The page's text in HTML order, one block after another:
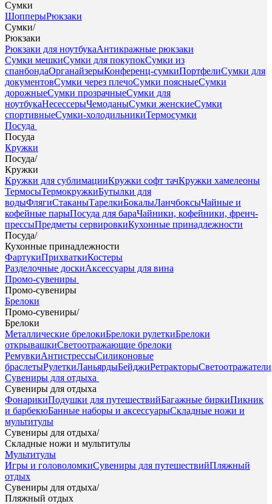
Сумки
ШопперыРюкзаки
Сумки/
Рюкзаки
Рюкзаки для ноутбукаАнтикражные рюкзаки
Сумки мешкиСумки для покупокСумки из
спанбондаОрганайзерыКонференц-сумкиПортфелиСумки для
документовСумки через плечоСумки поясныеСумки
дорожныеСумки прозрачныеСумки для
ноутбукаНесессерыЧемоданыСумки женскиеСумки
спортивныеСумки-холодильникиТермосумки
Посуда
Посуда
Кружки
Посуда/
Кружки
Кружки для сублимацииКружки софт тачКружки хамелеоны
ТермосыТермокружкиБутылки для
водыФлягиСтаканыТарелкиБокалыЛанчбоксыЧайные и
кофейные парыПосуда для бараЧайники, кофейники, френч-
прессыПредметы сервировкиКухонные принадлежности
Посуда/
Кухонные принадлежности
ФартукиПрихваткиКостеры
Разделочные доскиАксессуары для вина
Промо-сувениры
Промо-сувениры
Брелоки
Промо-сувениры/
Брелоки
Металлические брелокиБрелоки рулеткиБрелоки
открывашкиСветоотражающие брелоки
РемувкиАнтистрессыСиликоновые
браслетыРулеткиЛаньярдыБейджиРетракторыСветоотражатели
Сувениры для отдыха
Сувениры для отдыха
ФонарикиПодушки для путешествийБагажные биркиПикник
и барбекюБанные наборы и аксессуарыСкладные ножи и
мультитулы
Сувениры для отдыха/
Складные ножи и мультитулы
Мультитулы
Игры и головоломкиСувениры для путешествийПляжный
отдых
Сувениры для отдыха/
Пляжный отдых